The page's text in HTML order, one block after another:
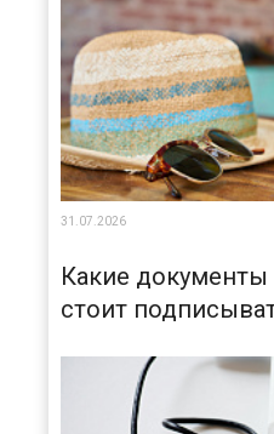
31.07.2026
Какие документы
стоит